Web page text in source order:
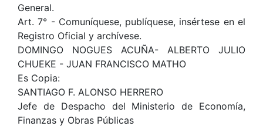
General.
Art. 7° - Comuníquese, publíquese, insértese en el
Registro Oficial y archívese.
DOMINGO NOGUES ACUÑA- ALBERTO JULIO
CHUEKE - JUAN FRANCISCO MATHO
Es Copia:
SANTIAGO F. ALONSO HERRERO
Jefe de Despacho del Ministerio de Economía,
Finanzas y Obras Públicas